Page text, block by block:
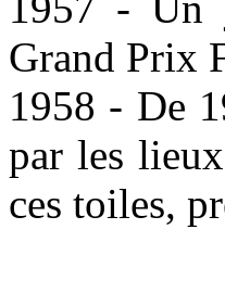
Grand Prix
1958 - De
par les
ces toiles,